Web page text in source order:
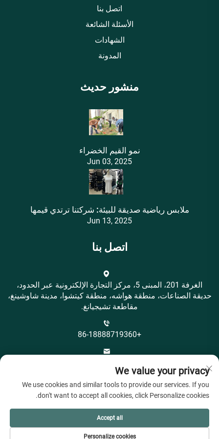
اتصل بنا
الأسئلة الشائعة
الشهادات
المدونة
منشور حديث
نمو القيم الخضراء
Jun 03, 2025
ملابس رياضية صديقة للبيئة: شركتنا ترتدي قيمها
Jun 13, 2025
اتصل بنا
الغرفة 201، المبنى 5، مركز التجارة الإلكترونية عبر الحدود،
حديقة الصناعات، منطقة هواشه، منطقة كيتشوا، مدينة شاوشينغ،
مقاطعة تشيجيانغ.
+86-18888719360
حقوق النسخ © شركة شاوشينغ سيتي أوهييا تكستايل المحدودة.
We value your privacy
We use cookies and similar tools to provide our services. If you
don't want to accept all cookies, click Personalize cookies.
Personalize cookies
Accept all